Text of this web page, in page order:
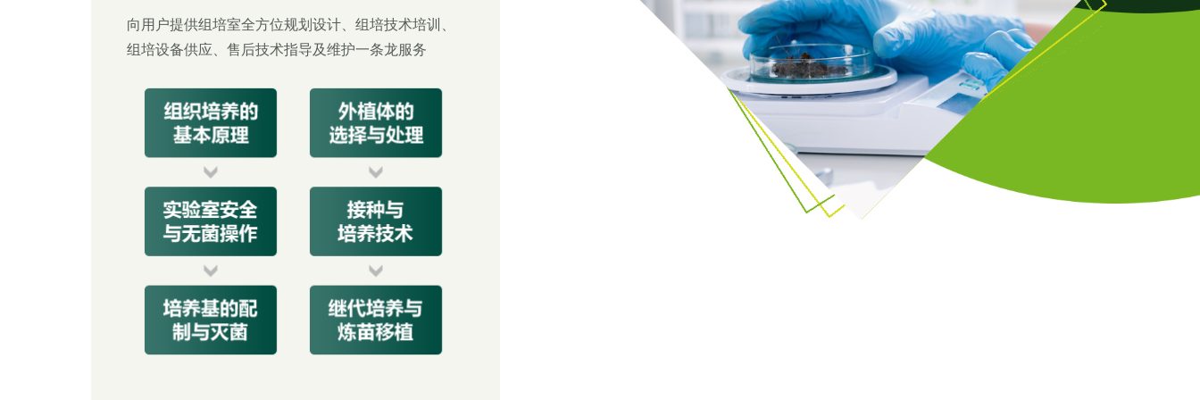
向用户提供组培室全方位规划设计、组培技术培训、
组培设备供应、售后技术指导及维护一条龙服务